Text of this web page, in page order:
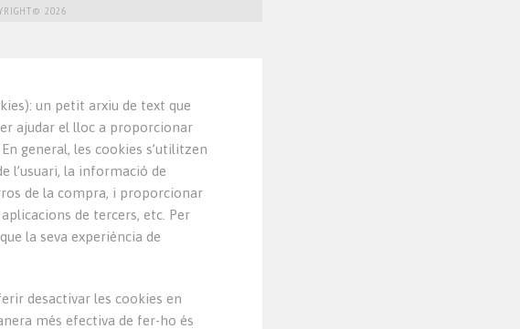
2026
): un petit arxiu de text que
ajudar el lloc a proporcionar
En general, les cookies s’utilitzen
l’usuari, la informació de
de la compra, i proporcionar
de tercers, etc Per
la seva experiència de
desactivar les cookies en
més efectiva de fer-ho és